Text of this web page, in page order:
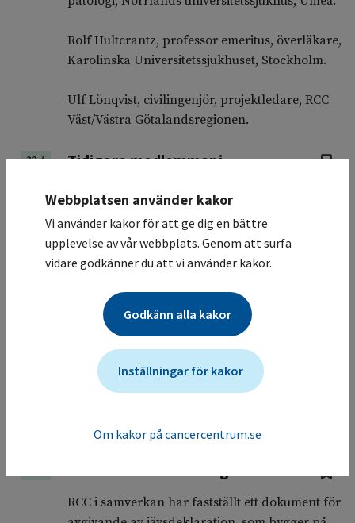
Rolf Hultcrantz, professor emeritus, överläkare,
Karolinska Universitetssjukhuset, Stockholm.
Ulf Lönqvist, civilingenjör, projektledare, RCC
Väst/Västra Götalandsregionen.
22.4
Tidigare medlemmar i
Charlotta Sävblom, överläkare, med.dr,
chefläkare, t.f. FoUUI-chef, Södertälje sjukhus.
Kathrine Ericson, leg. sjuksköterska,
samordningssjuksköterska tjock- och
ändtarmscancerscreening, RCC Stockholm–
Gotland.
Stefan Willmarsson, specialist i internmedicin
och gastroenterologi, överläkare
processledare RCC Mellansverige.
RCC i samverkan har fastställt ett dokument för
Webbplatsen använder kakor
Vi använder kakor för att ge dig en bättre
upplevelse av vår webbplats. Genom att surfa
vidare godkänner du att vi använder kakor.
Godkänn alla kakor
Inställningar för kakor
Om kakor på cancercentrum.se